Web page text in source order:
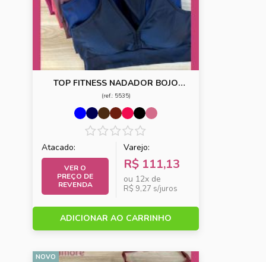
TOP FITNESS NADADOR BOJO
REMOVIVEL
(ref.: 5535)
Atacado:
VER O
PREÇO DE
REVENDA
Varejo:
R$ 111,13
ou 12x de
R$ 9,27 s/juros
ADICIONAR AO CARRINHO
NOVO